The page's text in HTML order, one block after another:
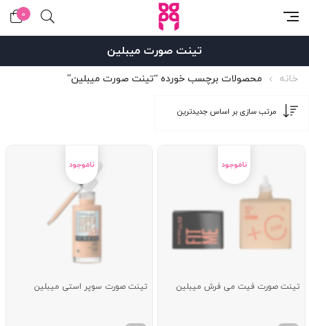
0
تینت صورت میبلین
خانه محصولات برچسب خورده “تینت صورت میبلین”
تینت صورت فیت می فرش میبلین تینت صورت سوپر استی میبلین